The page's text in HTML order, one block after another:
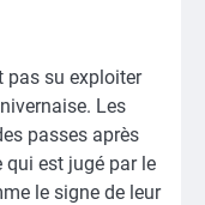
pas su exploiter
Les
passes après
est jugé par le
le signe de leur